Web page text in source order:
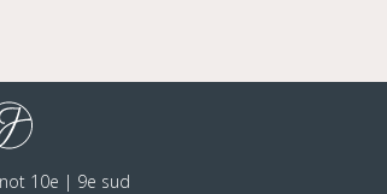
10e | 9e sud